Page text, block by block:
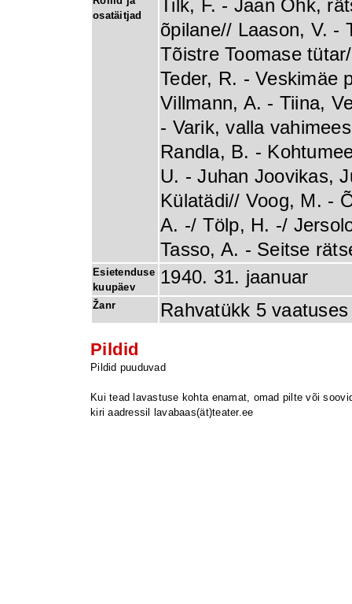
osatäitjad
Tilk, F. - Jaan Õhk,
õpilane// Laason, V. -
Tõistre Toomase
Teder, R. - Veskimäe
Villmann, A. - Tiina,
- Varik, valla
Randla, B. -
U. - Juhan Joovikas,
Külatädi// Voog, M. -
A. -/ Tölp, H. -/
Tasso, A. - Seitse
Esietenduse
kuupäev
1940. 31. jaanuar
Žanr Rahvatükk 5
Pildid
Pildid puuduvad
Kui tead lavastuse kohta enamat, omad pilte või
kiri aadressil lavabaas(ät)teater.ee